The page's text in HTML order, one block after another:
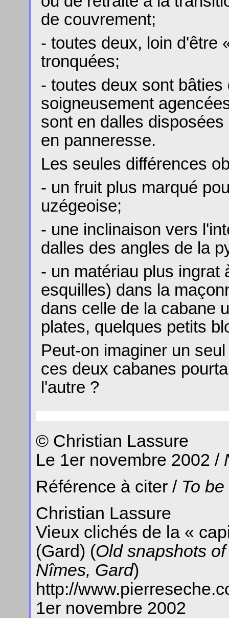
de couvrement;
- toutes deux, loin d'être
tronquées;
- toutes deux sont
soigneusement
sont en dalles
en panneresse.
Les seules différences
- un fruit plus marqué
uzégeoise;
- une inclinaison vers
dalles des angles de la
- un matériau plus
esquilles) dans la
dans celle de la cabane
plates, quelques petits
Peut-on imaginer un
ces deux cabanes
l'autre ?
© Christian Lassure
Le 1er novembre 2002 /
Référence à citer / To
Christian Lassure
Vieux clichés de la «
(Gard) (Old snapshots
Nîmes, Gard)
http://
1er novembre 2002